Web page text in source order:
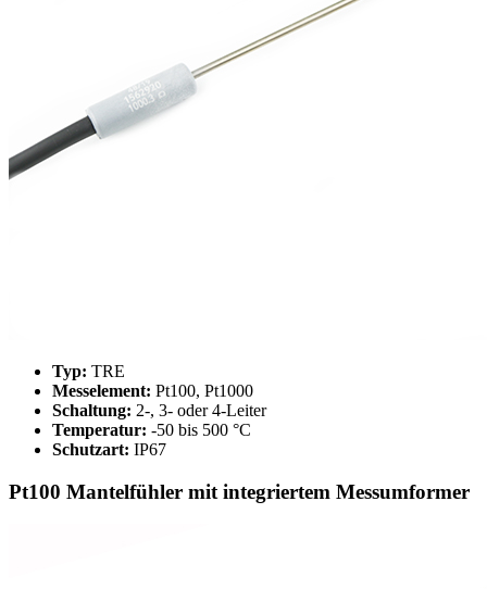
Typ: TRE
Messelement: Pt100, Pt1000
Schaltung: 2-, 3- oder 4-Leiter
Temperatur: -50 bis 500 °C
Schutzart: IP67
Pt100 Mantelfühler mit integriertem Messumformer